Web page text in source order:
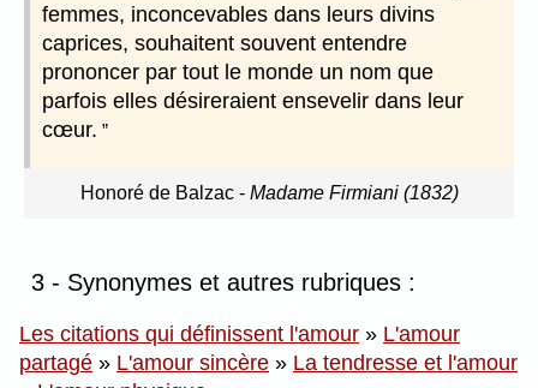
femmes, inconcevables dans leurs divins
caprices, souhaitent souvent entendre
prononcer par tout le monde un nom que
parfois elles désireraient ensevelir dans leur
cœur.
Honoré de Balzac- Madame Firmiani (1832)
3 - Synonymes et autres rubriques :
Les citations qui définissent l'amour » L'amour
partagé » L'amour sincère » La tendresse et l'amour